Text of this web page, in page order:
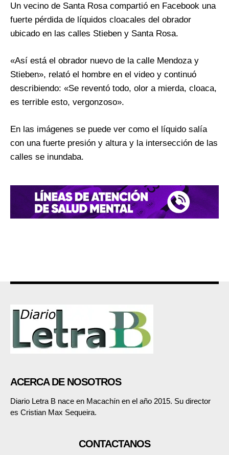
Un vecino de Santa Rosa compartió en Facebook una
fuerte pérdida de líquidos cloacales del obrador
ubicado en las calles Stieben y Santa Rosa.
«Así está el obrador nuevo de la calle Mendoza y
Stieben», relató el hombre en el video y continuó
describiendo: «Se reventó todo, olor a mierda, cloaca,
es terrible esto, vergonzoso».
En las imágenes se puede ver como el líquido salía
con una fuerte presión y altura y la intersección de las
calles se inundaba.
ACERCA DE NOSOTROS
Diario Letra B nace en Macachín en el año 2015. Su director
es Cristian Max Sequeira.
CONTACTANOS